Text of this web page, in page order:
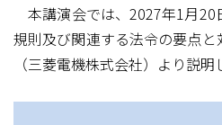
本講演会では、2027年1月20
規則及び関連する法令の要点
（三菱電機株式会社）より説明